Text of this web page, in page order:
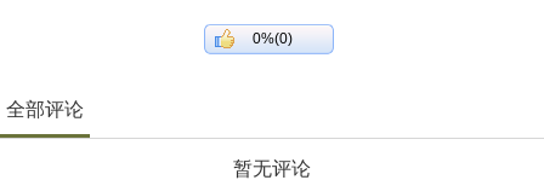
0%(0)
全部评论
暂无评论